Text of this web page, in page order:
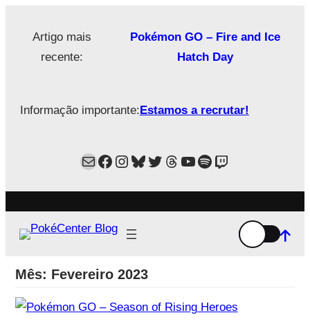
Artigo mais
recente:
Pokémon GO – Fire and Ice
Hatch Day
Informação importante:Estamos a recrutar!
MailFacebook
Instagram
Bluesky
Twitter
Estamos no Threads!
YouTube
Spotify
Twitch
Mês: Fevereiro 2023